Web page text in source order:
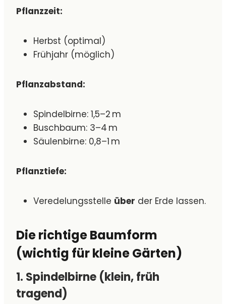
Pflanzzeit:
Herbst (optimal)
Frühjahr (möglich)
Pflanzabstand:
Spindelbirne: 1,5–2 m
Buschbaum: 3–4 m
Säulenbirne: 0,8–1 m
Pflanztiefe:
Veredelungsstelle über der Erde lassen.
Die richtige Baumform
(wichtig für kleine Gärten)
1. Spindelbirne (klein, früh
tragend)